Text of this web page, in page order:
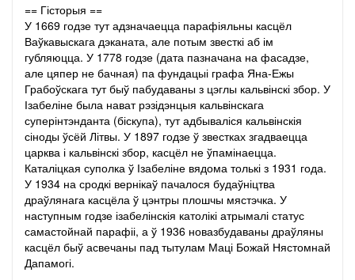
== Гісторыя ==
У 1669 годзе тут адзначаецца парафіяльны касцёл
Ваўкавыскага дэканата, але потым звесткі аб ім
губляюцца. У 1778 годзе (дата пазначана на фасадзе,
але цяпер не бачная) па фундацыі графа Яна-Ежы
Грабоўскага тут быў пабудаваны з цэглы кальвінскі збор. У
Ізабеліне была нават рэзідэнцыя кальвінскага
суперінтэнданта (біскупа), тут адбываліся кальвінскія
сіноды ўсёй Літвы. У 1897 годзе ў звестках згадваецца
царква і кальвінскі збор, касцёл не ўпамінаецца.
Каталіцкая суполка ў Ізабеліне вядома толькі з 1931 года.
У 1934 на сродкі вернікаў пачалося будаўніцтва
драўлянага касцёла ў цэнтры плошчы мястэчка. У
наступным годзе ізабелінскія католікі атрымалі статус
самастойнай парафіі, а ў 1936 новазбудаваны драўляны
касцёл быў асвечаны пад тытулам Маці Божай Нястомнай
Дапамогі.